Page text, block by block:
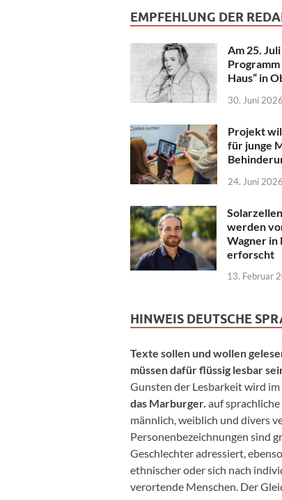
EMPFEHLUNG DER
Am 25.
Programm
Haus“ in
30. Juni 2026
Projekt
für junge
24. Juni 2026
werden
Wagner in
erforscht
13. Februar
HINWEIS DEUTSCHE
Texte sollen und wollen
müssen dafür flüssig lesbar
Gunsten der Lesbarkeit wird
das Marburger. auf
männlich, weiblich und divers
Personenbezeichnungen sind
Geschlechter adressiert,
ethnischer oder sich nach
verortende Menschen. Der